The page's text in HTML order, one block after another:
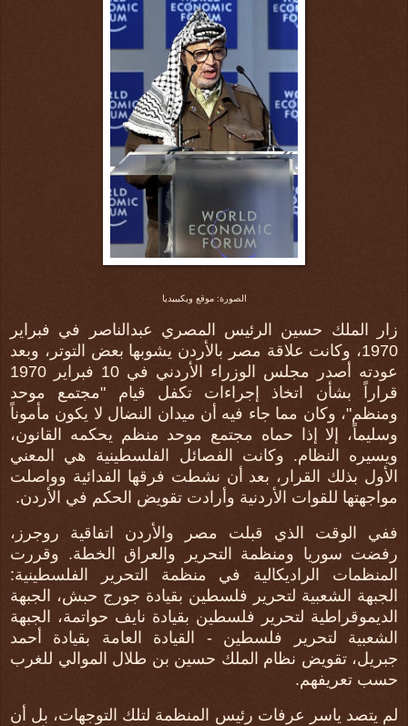
الصورة: موقع ويكيبيديا
زار الملك حسين الرئيس المصري عبدالناصر في فبراير
1970، وكانت علاقة مصر بالأردن يشوبها بعض التوتر، وبعد
عودته أصدر مجلس الوزراء الأردني في 10 فبراير 1970
قراراً بشأن اتخاذ إجراءات تكفل قيام "مجتمع موحد
ومنظم"، وكان مما جاء فيه أن ميدان النضال لا يكون مأموناً
وسليماً، إلا إذا حماه مجتمع موحد منظم يحكمه القانون،
ويسيره النظام. وكانت الفصائل الفلسطينية هي المعني
الأول بذلك القرار، بعد أن نشطت فرقها الفدائية وواصلت
مواجهتها للقوات الأردنية وأرادت تقويض الحكم في الأردن.
ففي الوقت الذي قبلت مصر والأردن اتفاقية روجرز،
رفضت سوريا ومنظمة التحرير والعراق الخطة. وقررت
المنظمات الراديكالية في منظمة التحرير الفلسطينية:
الجبهة الشعبية لتحرير فلسطين بقيادة جورج حبش، الجبهة
الديموقراطية لتحرير فلسطين بقيادة نايف حواتمة، الجبهة
الشعبية لتحرير فلسطين - القيادة العامة بقيادة أحمد
جبريل، تقويض نظام الملك حسين بن طلال الموالي للغرب
حسب تعريفهم.
لم يتصد ياسر عرفات رئيس المنظمة لتلك التوجهات، بل أن